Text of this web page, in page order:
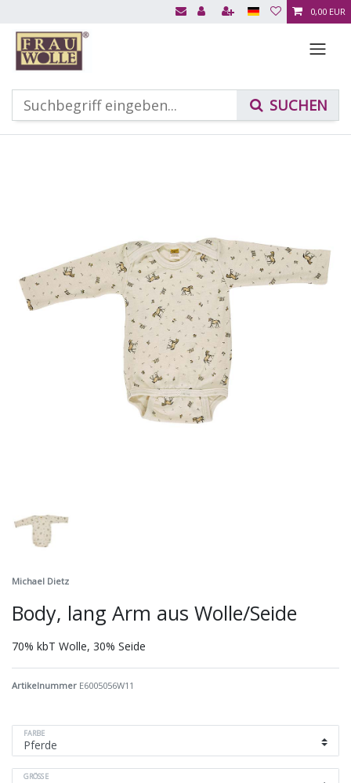
0,00 EUR
Michael Dietz
Body, lang Arm aus Wolle/Seide
70% kbT Wolle, 30% Seide
Artikelnummer E6005056W11
FARBE
GRÖSSE